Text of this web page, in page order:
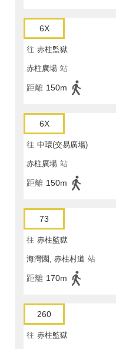
6X
往 赤柱監獄
赤柱廣場 站
距離 150m
6X
往 中環(交易廣場)
赤柱廣場 站
距離 150m
73
往 赤柱監獄
海灣園, 赤柱村道 站
距離 170m
260
往 赤柱監獄